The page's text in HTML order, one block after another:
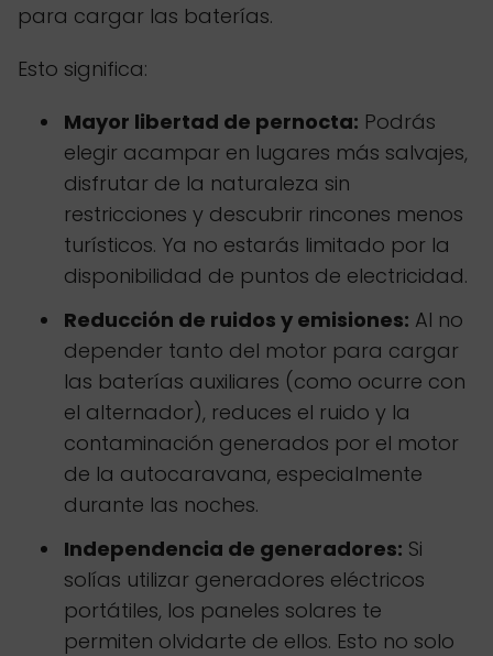
para cargar las baterías.
Esto significa:
Mayor libertad de pernocta: Podrás
elegir acampar en lugares más salvajes,
disfrutar de la naturaleza sin
restricciones y descubrir rincones menos
turísticos. Ya no estarás limitado por la
disponibilidad de puntos de electricidad.
Reducción de ruidos y emisiones: Al no
depender tanto del motor para cargar
las baterías auxiliares (como ocurre con
el alternador), reduces el ruido y la
contaminación generados por el motor
de la autocaravana, especialmente
durante las noches.
Independencia de generadores: Si
solías utilizar generadores eléctricos
portátiles, los paneles solares te
permiten olvidarte de ellos. Esto no solo